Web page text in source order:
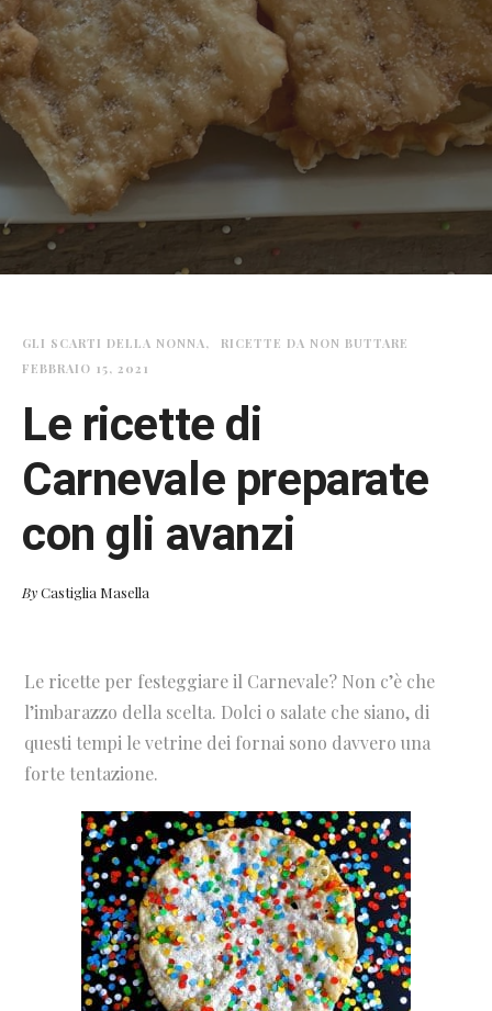
GLI SCARTI DELLA NONNA
RICETTE DA NON BUTTARE
FEBBRAIO 15, 2021
Le ricette di
Carnevale preparate
con gli avanzi
ByCastiglia Masella
Le ricette per festeggiare il Carnevale? Non c’è che
l’imbarazzo della scelta. Dolci o salate che siano, di
questi tempi le vetrine dei fornai sono davvero una
forte tentazione.